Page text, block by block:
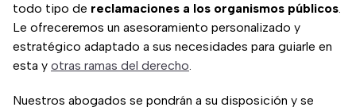
todo tipo de reclamaciones a los organismos públicos.
Le ofreceremos un asesoramiento personalizado y
estratégico adaptado a sus necesidades para guiarle en
esta y otras ramas del derecho.
Nuestros abogados se pondrán a su disposición y se